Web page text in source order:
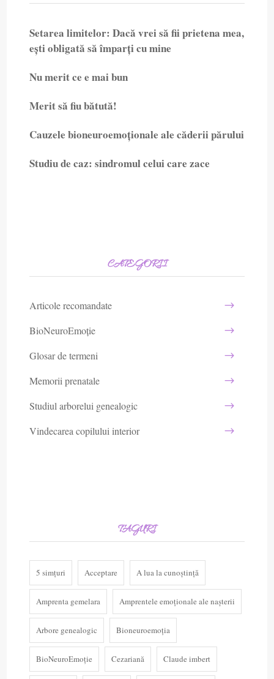
Setarea limitelor: Dacă vrei să fii prietena mea,
ești obligată să împarți cu mine
Nu merit ce e mai bun
Merit să fiu bătută!
Cauzele bioneuroemoționale ale căderii părului
Studiu de caz: sindromul celui care zace
CATEGORII
Articole recomandate
BioNeuroEmoție
Glosar de termeni
Memorii prenatale
Studiul arborelui genealogic
Vindecarea copilului interior
TAGURI
5 simțuri Acceptare A lua la cunoștință
Amprenta gemelara Amprentele emoționale ale nașterii
Arbore genealogic Bioneuroemoția
BioNeuroEmoție Cezariană Claude imbert